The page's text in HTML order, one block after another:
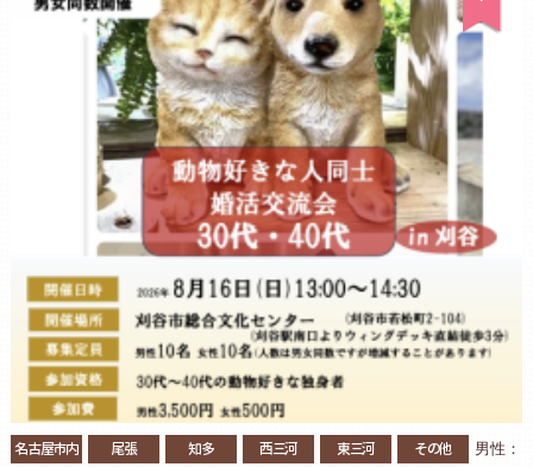
名古屋市内 尾張 知多 西三河 東三河 その他
男性：